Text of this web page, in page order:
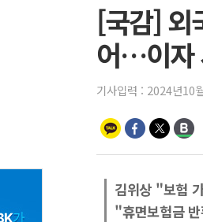
[국감] 외
어…이자
기사입력 : 2024년10
김위상 "보험
"휴면보험금